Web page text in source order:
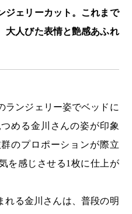
ジェリーカット。これまで
大人びた表情と艶感あふれ
ランジェリー姿でベッドに
める金川さんの姿が印象
のプロポーションが際立
を感じさせる1枚に仕上が
れる金川さんは、普段の明